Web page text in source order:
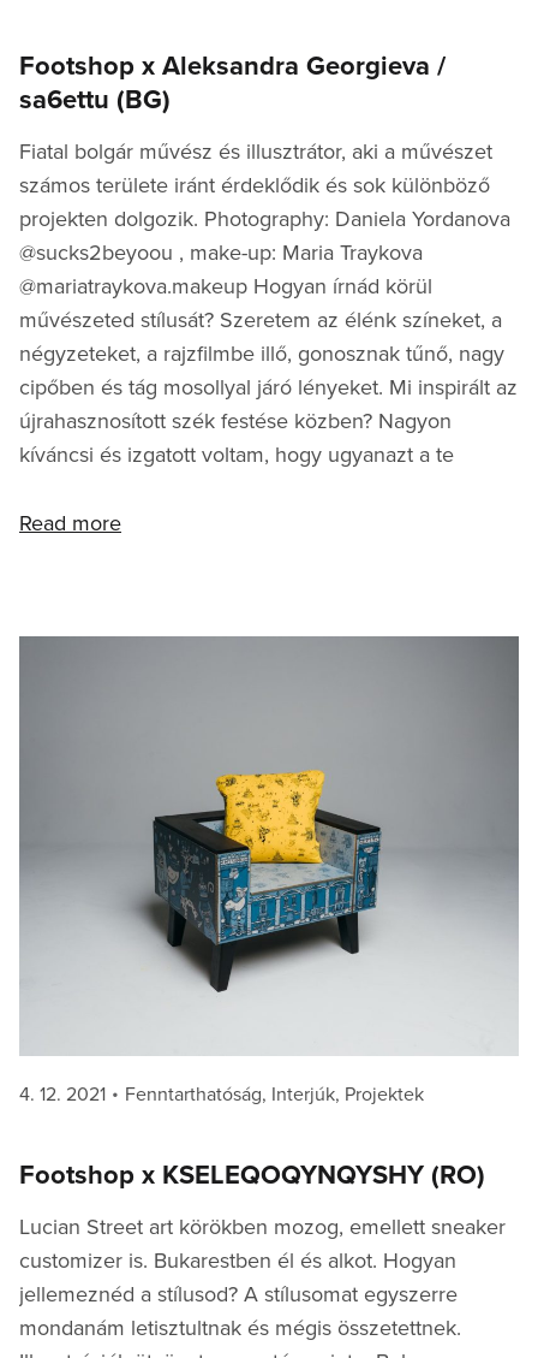
Footshop x Aleksandra Georgieva /
sa6ettu (BG)
Fiatal bolgár művész és illusztrátor, aki a művészet
számos területe iránt érdeklődik és sok különböző
projekten dolgozik. Photography: Daniela Yordanova
@sucks2beyoou , make-up: Maria Traykova
@mariatraykova.makeup Hogyan írnád körül
művészeted stílusát? Szeretem az élénk színeket, a
négyzeteket, a rajzfilmbe illő, gonosznak tűnő, nagy
cipőben és tág mosollyal járó lényeket. Mi inspirált az
újrahasznosított szék festése közben? Nagyon
kíváncsi és izgatott voltam, hogy ugyanazt a te
Read more
Posted
4. 12. 2021 Categories
Fenntarthatóság, Interjúk, Projektek
Footshop x KSELEQOQYNQYSHY (RO)
Lucian Street art körökben mozog, emellett sneaker
customizer is. Bukarestben él és alkot. Hogyan
jellemeznéd a stílusod? A stílusomat egyszerre
mondanám letisztultnak és mégis összetettnek.